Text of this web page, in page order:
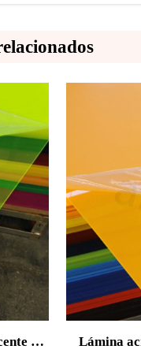
amarillo brillante –